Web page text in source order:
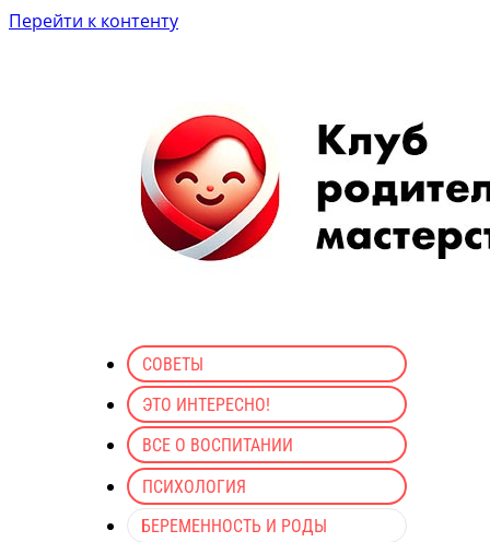
Перейти к контенту
СОВЕТЫ
ЭТО ИНТЕРЕСНО!
ВСЕ О ВОСПИТАНИИ
ПСИХОЛОГИЯ
БЕРЕМЕННОСТЬ И РОДЫ